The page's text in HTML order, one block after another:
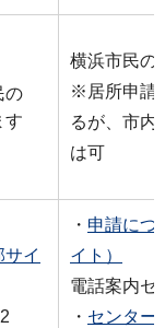
の
す
横浜市民の
※居所申請
るが、市内
は可
イ
・ 申請につ
イト）
電話案内セ
・ センター